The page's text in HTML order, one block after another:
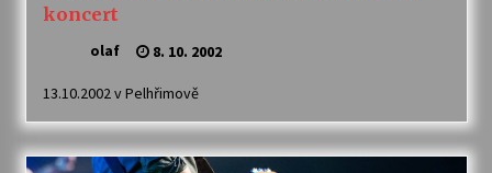
koncert
olaf 8. 10. 2002
13.10.2002 v Pelhřimově